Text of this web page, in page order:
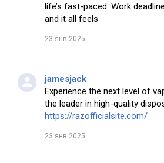
life’s fast-paced. Work
and it all feels
23 янв 2025
jamesjack
Experience the next level of
the leader in high-quality
https://razofficialsite.com/
23 янв 2025